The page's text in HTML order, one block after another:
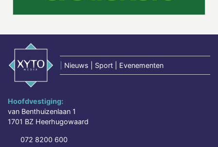
Nieuws | Sport | Evenementen
Hoofdvestiging:
van Benthuizenlaan 1
1701 BZ Heerhugowaard
072 8200 600